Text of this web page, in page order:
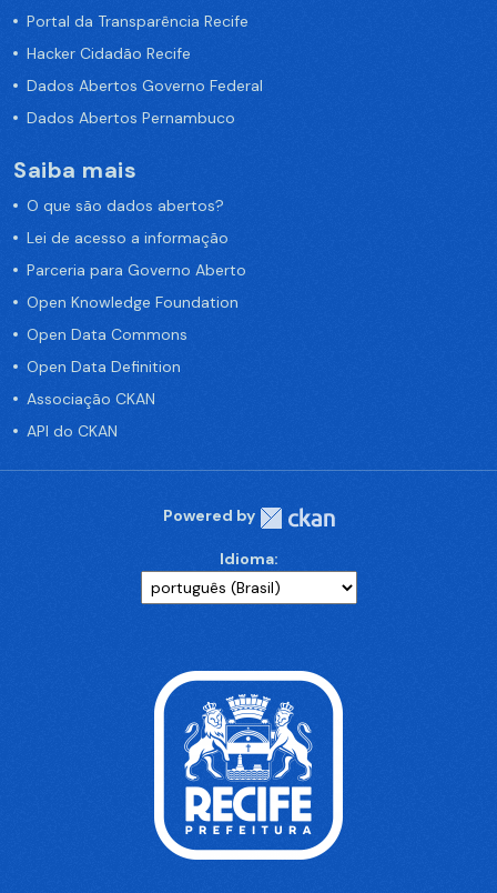
Portal da Transparência Recife
Hacker Cidadão Recife
Dados Abertos Governo Federal
Dados Abertos Pernambuco
Saiba mais
O que são dados abertos?
Lei de acesso a informação
Parceria para Governo Aberto
Open Knowledge Foundation
Open Data Commons
Open Data Definition
Associação CKAN
API do CKAN
Powered by
Idioma